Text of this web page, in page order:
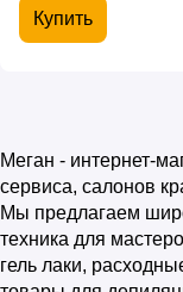
педикюра
Купить
Меган - интернет-
сервиса, салонов
Мы предлагаем
техника для
гель лаки,